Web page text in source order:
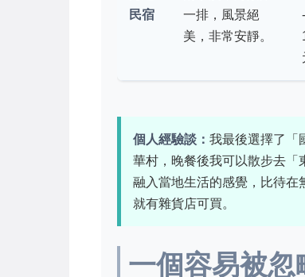
民宿
一排，風景絕
美，非常安靜。
-
個人經驗談： 我最後選擇了「
華村，晚餐後我可以散步去「
融入當地生活的感覺，比待在
就有雜貨店可買。
一個容易被